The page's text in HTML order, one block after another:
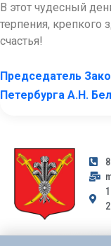
В этот чудесный
терпения, крепкого
счастья!
Председатель
Петербурга А.Н.